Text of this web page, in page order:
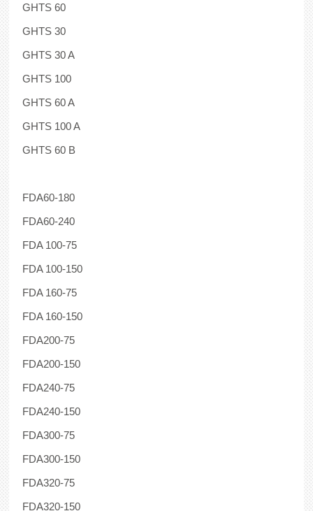
GHTS 60
GHTS 30
GHTS 30 A
GHTS 100
GHTS 60 A
GHTS 100 A
GHTS 60 B
FDA60-180
FDA60-240
FDA 100-75
FDA 100-150
FDA 160-75
FDA 160-150
FDA200-75
FDA200-150
FDA240-75
FDA240-150
FDA300-75
FDA300-150
FDA320-75
FDA320-150